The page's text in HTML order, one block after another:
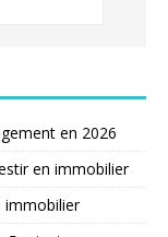
en 2026
en immobilier
immobilier